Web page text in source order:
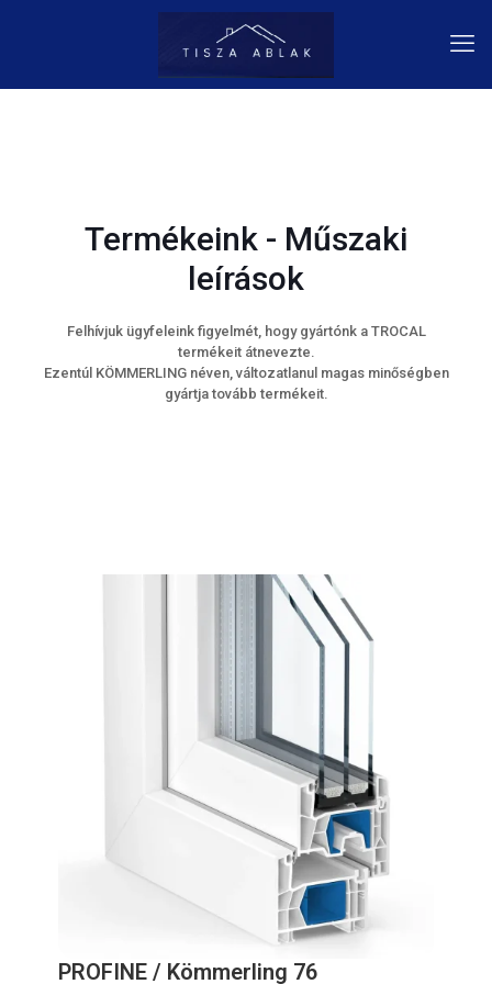
Termékeink - Műszaki
leírások
Felhívjuk ügyfeleink figyelmét, hogy gyártónk a TROCAL
termékeit átnevezte.
Ezentúl KÖMMERLING néven, változatlanul magas minőségben
gyártja tovább termékeit.
PROFINE / Kömmerling 76